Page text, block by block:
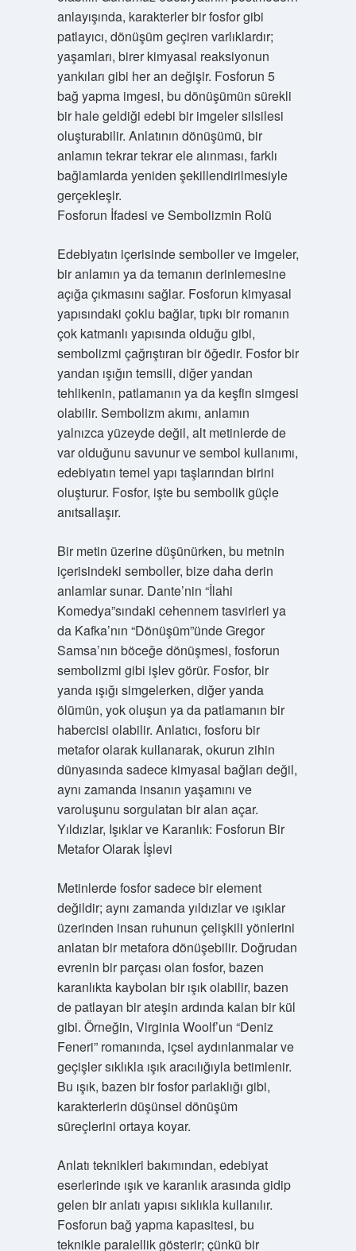
anlayışında, karakterler bir fosfor gibi
patlayıcı, dönüşüm geçiren varlıklardır;
yaşamları, birer kimyasal reaksiyonun
yankıları gibi her an değişir. Fosforun 5
bağ yapma imgesi, bu dönüşümün sürekli
bir hale geldiği edebi bir imgeler silsilesi
oluşturabilir. Anlatının dönüşümü, bir
anlamın tekrar tekrar ele alınması, farklı
bağlamlarda yeniden şekillendirilmesiyle
gerçekleşir.
Fosforun İfadesi ve Sembolizmin Rolü
Edebiyatın içerisinde semboller ve imgeler,
bir anlamın ya da temanın derinlemesine
açığa çıkmasını sağlar. Fosforun kimyasal
yapısındaki çoklu bağlar, tıpkı bir romanın
çok katmanlı yapısında olduğu gibi,
sembolizmi çağrıştıran bir öğedir. Fosfor bir
yandan ışığın temsili, diğer yandan
tehlikenin, patlamanın ya da keşfin simgesi
olabilir. Sembolizm akımı, anlamın
yalnızca yüzeyde değil, alt metinlerde de
var olduğunu savunur ve sembol kullanımı,
edebiyatın temel yapı taşlarından birini
oluşturur. Fosfor, işte bu sembolik güçle
anıtsallaşır.
Bir metin üzerine düşünürken, bu metnin
içerisindeki semboller, bize daha derin
anlamlar sunar. Dante’nin “İlahi
Komedya”sındaki cehennem tasvirleri ya
da Kafka’nın “Dönüşüm”ünde Gregor
Samsa’nın böceğe dönüşmesi, fosforun
sembolizmi gibi işlev görür. Fosfor, bir
yanda ışığı simgelerken, diğer yanda
ölümün, yok oluşun ya da patlamanın bir
habercisi olabilir. Anlatıcı, fosforu bir
metafor olarak kullanarak, okurun zihin
dünyasında sadece kimyasal bağları değil,
aynı zamanda insanın yaşamını ve
varoluşunu sorgulatan bir alan açar.
Yıldızlar, Işıklar ve Karanlık: Fosforun Bir
Metafor Olarak İşlevi
Metinlerde fosfor sadece bir element
değildir; aynı zamanda yıldızlar ve ışıklar
üzerinden insan ruhunun çelişkili yönlerini
anlatan bir metafora dönüşebilir. Doğrudan
evrenin bir parçası olan fosfor, bazen
karanlıkta kaybolan bir ışık olabilir, bazen
de patlayan bir ateşin ardında kalan bir kül
gibi. Örneğin, Virginia Woolf’un “Deniz
Feneri” romanında, içsel aydınlanmalar ve
geçişler sıklıkla ışık aracılığıyla betimlenir.
Bu ışık, bazen bir fosfor parlaklığı gibi,
karakterlerin düşünsel dönüşüm
süreçlerini ortaya koyar.
Anlatı teknikleri bakımından, edebiyat
eserlerinde ışık ve karanlık arasında gidip
gelen bir anlatı yapısı sıklıkla kullanılır.
Fosforun bağ yapma kapasitesi, bu
teknikle paralellik gösterir; çünkü bir